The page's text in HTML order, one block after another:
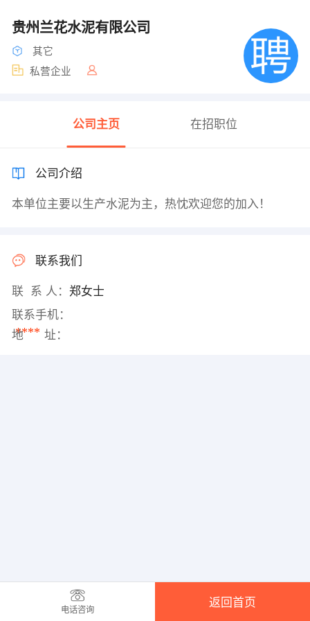
贵州兰花水泥有限公司
其它
私营企业
公司主页 在招职位
公司介绍
本单位主要以生产水泥为主，热忱欢迎您的加入！
联系我们
联 系 人： 郑女士
联系手机：
****
地 址：
电话咨询
返回首页